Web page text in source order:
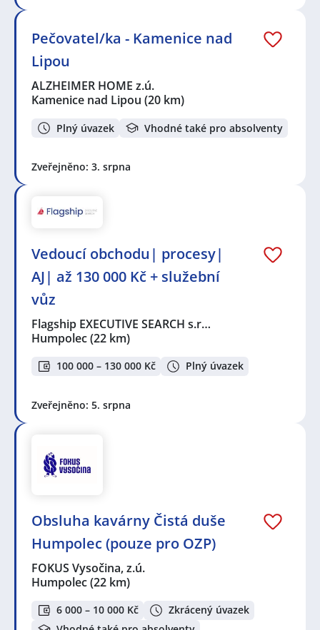
Pečovatel/ka - Kamenice nad
Lipou
ALZHEIMER HOME z.ú.
Kamenice nad Lipou (20 km)
Plný úvazek Vhodné také pro absolventy
Zveřejněno: 3. srpna
Vedoucí obchodu| procesy|
AJ| až 130 000 Kč + služební
vůz
Flagship EXECUTIVE SEARCH s.r…
Humpolec(22 km)
100 000 – 130 000 Kč Plný úvazek
Zveřejněno: 5. srpna
Obsluha kavárny Čistá duše
Humpolec (pouze pro OZP)
FOKUS Vysočina, z.ú.
Humpolec(22 km)
6 000 – 10 000 Kč
Zkrácený úvazek